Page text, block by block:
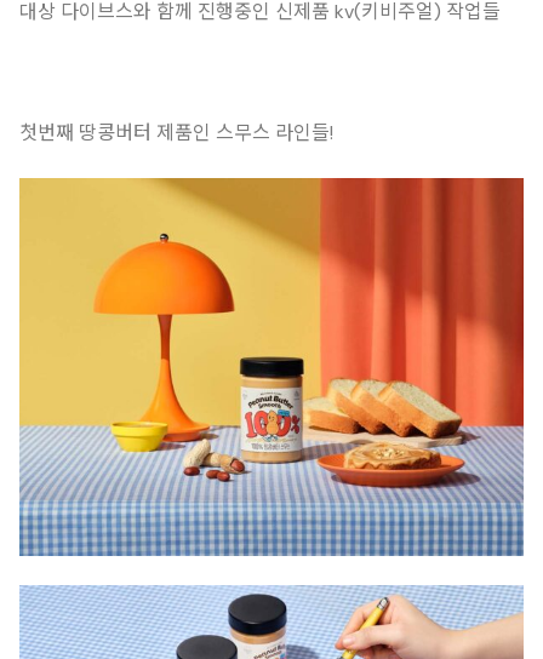
대상 다이브스와 함께 진행중인 신제품 kv(키비주얼) 작업들
첫번째 땅콩버터 제품인 스무스 라인들!